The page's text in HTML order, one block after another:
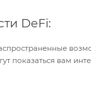
DeFi:
показаться вам